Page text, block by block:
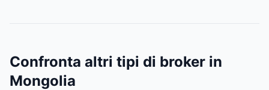
Confronta altri tipi di broker in
Mongolia